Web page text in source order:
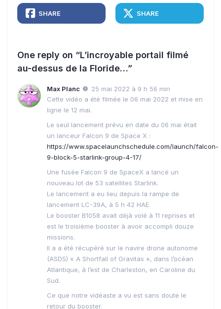
SHARE SHARE
One reply on “L’incroyable portail filmé
au-dessus de la Floride…”
Max Planc
25 mai 2022 à 9 h 56 min
Cette vidéo a été filmée le 06 mai 2022 et mise en
ligne le 12 mai.
Le seul lancement prévu en date du 06 mai était
un lanceur Falcon 9 de Space X :
https://www.spacelaunchschedule.com/launch/falcon-
9-block-5-starlink-group-4-17/
Une fusée Falcon 9 de SpaceX a lancé un
nouveau lot de 53 satellites Starlink.
Le lancement a eu lieu depuis la rampe de
lancement LC-39A, à 5 h 42 HAE.
Le booster B1058 avait déjà volé à 11 reprises et
est le troisième booster à avoir accompli douze
missions.
Il a a été récupéré sur le navire drone autonome
(ASDS) « A Shortfall of Gravitas », dans l’océan
Atlantique, à l’est de Charleston, en Caroline du
Sud.
Ce que notre vidéaste a vu est sans doute le
retour du booster.